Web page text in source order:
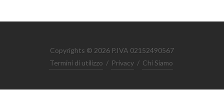
Copyrights © 2026 P.IVA 02152490567
Termini di utilizzo / Privacy / Chi Siamo